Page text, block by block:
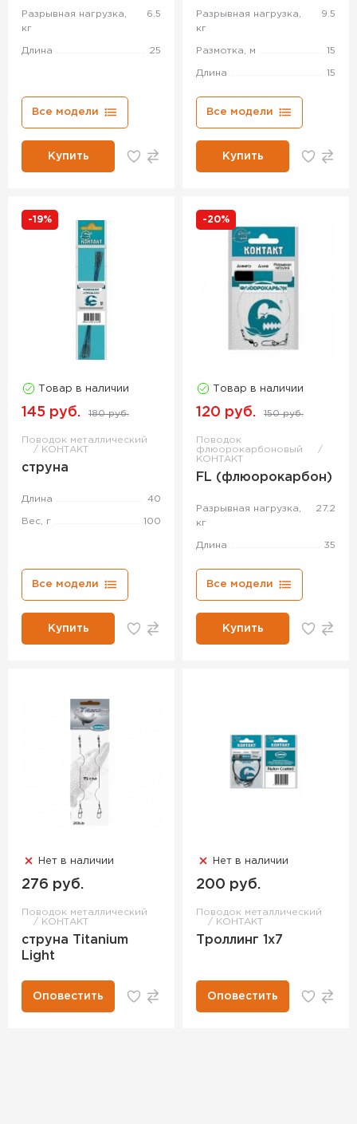
Разрывная нагрузка,
кг
6.5
Длина 25
Все модели
Купить
Разрывная нагрузка,
кг
9.5
Размотка, м 15
Длина 15
Все модели
Купить
-19%
Товар в наличии
145 руб. 180 руб.
Поводок металлический
КОНТАКТ
струна
Длина 40
Вес, г 100
Все модели
Купить
-20%
Товар в наличии
120 руб. 150 руб.
Поводок
флюорокарбоновый
КОНТАКТ
FL (флюорокарбон)
Разрывная нагрузка,
кг
27.2
Длина 35
Все модели
Купить
Нет в наличии
276 руб.
Поводок металлический
КОНТАКТ
струна Titanium
Light
Оповестить
Нет в наличии
200 руб.
Поводок металлический
КОНТАКТ
Троллинг 1х7
Оповестить